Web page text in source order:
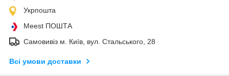
Укрпошта
Meest ПОШТА
Самовивіз м. Київ, вул. Стальського, 28
Всі умови доставки